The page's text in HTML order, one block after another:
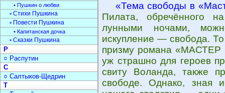
«Тема свободы в
Пилата, обречённого
лунными ночами,
искупление — свобода.
призму романа «МАСТЕР
уж страшно для героев
свиту Воланда, также
свободе. Однако, зная
• Пушкин о любви
▫ Стихи Пушкина
▫ Повести Пушкина
• Капитанская дочка
▫ Сказки Пушкина
Р
○ Распутин
С
○ Салтыков-Щедрин
Т